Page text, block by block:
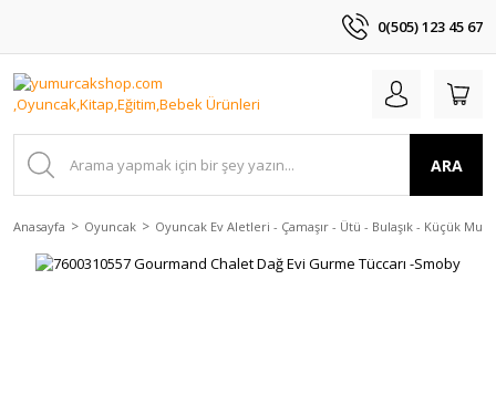
0(505) 123 45 67
ARA
Anasayfa Oyuncak Oyuncak Ev Aletleri - Çamaşır - Ütü - Bulaşık - Küçük